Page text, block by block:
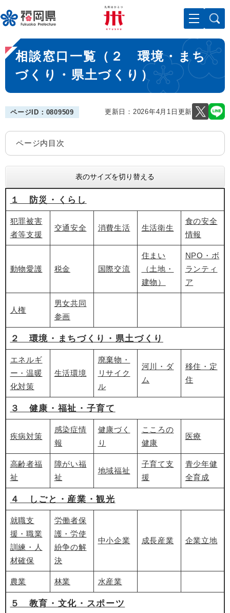
ー
ジ
先
頭
。
メニューを飛ばして本文へ
本
文
相談窓口一覧（２ 環境・まち
づくり・県土づくり）
ページID：0809509 更新日：2026年4月1日更新
ページ内目次
表のサイズを切り替える
１ 防災・くらし
犯罪被害
者等支援
交通安全 消費生活 生活衛生
食の安全
情報
動物愛護 税金 国際交流
住まい
（土地・
建物）
NPO・ボ
ランティ
ア
人権
男女共同
参画
２ 環境・まちづくり・県土づくり
エネルギ
ー・温暖
化対策
生活環境
廃棄物・
リサイク
ル
河川・ダ
ム
移住・定
住
３ 健康・福祉・子育て
疾病対策
感染症情
報
健康づく
り
こころの
健康
医療
高齢者福
祉
障がい福
祉
地域福祉
子育て支
援
青少年健
全育成
４ しごと・産業・観光
就職支
援・職業
訓練・人
材確保
労働者保
護・労使
紛争の解
決
中小企業 成長産業 企業立地
農業 林業 水産業
５ 教育・文化・スポーツ